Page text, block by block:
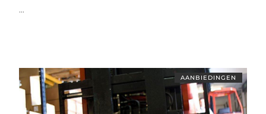
...
AANBIEDINGEN